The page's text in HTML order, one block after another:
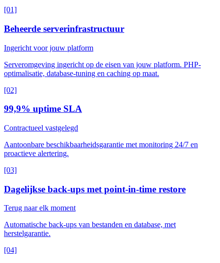
[01]
Beheerde serverinfrastructuur
Ingericht voor jouw platform
Serveromgeving ingericht op de eisen van jouw platform. PHP-
optimalisatie, database-tuning en caching op maat.
[02]
99,9% uptime SLA
Contractueel vastgelegd
Aantoonbare beschikbaarheidsgarantie met monitoring 24/7 en
proactieve alertering.
[03]
Dagelijkse back-ups met point-in-time restore
Terug naar elk moment
Automatische back-ups van bestanden en database, met
herstelgarantie.
[04]